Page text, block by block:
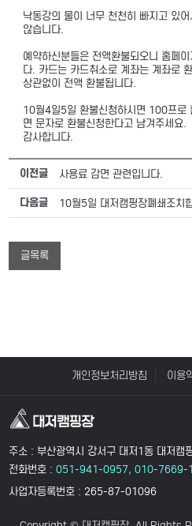
낙동강의 물이 너무 천천히 빠지고 있
않습니다.
예약하신분들은 전액환불되오니 홈페
다. 카드는 카드취소로 계좌는 계좌로
상관없이 전액 환불됩니다.
10월4일5일 환불신청하시면 100프로
면 문자로 환불신청한다고 남겨주세요.
감사합니다.​
이전글 사용료 감면 관련입니다.
다음글 10월5일 대저캠핑장폐쇄조치
글목록
개인정보처리방침 이용
주소 : 부산광역시 강서구 대저1동 대저캠
전화번호 :051-941-0957, 010-7669-
사업자등록번호 : 265-87-01096